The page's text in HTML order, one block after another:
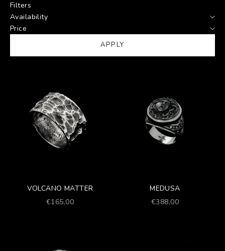
Filters
Availability
Price
APPLY
VOLCANO MATTER
Prezzo scontato
€165,00
MEDUSA
Prezzo scontato
€388,00